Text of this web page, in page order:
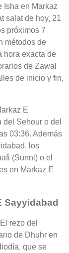
Isha en Markaz
salat de hoy, 21
próximos 7
métodos de
hora exacta de
de Zawal
de inicio y fin,
E
Sehour o del
03:36. Además
los
(Sunni) o el
en Markaz E
Sayyidabad
rezo del
de Dhuhr en
que se